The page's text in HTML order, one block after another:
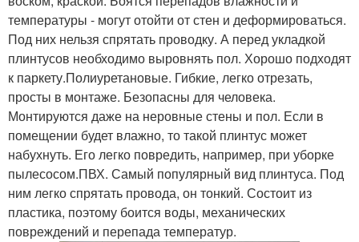
температуры - могут отойти от стен и деформироваться.
Под них нельзя спрятать проводку. А перед укладкой
плинтусов необходимо выровнять пол. Хорошо подходят
к паркету.Полиуретановые. Гибкие, легко отрезать,
просты в монтаже. Безопасны для человека.
Монтируются даже на неровные стены и пол. Если в
помещении будет влажно, то такой плинтус может
набухнуть. Его легко повредить, например, при уборке
пылесосом.ПВХ. Самый популярный вид плинтуса. Под
ним легко спрятать провода, он тонкий. Состоит из
пластика, поэтому боится воды, механических
повреждений и перепада температур.